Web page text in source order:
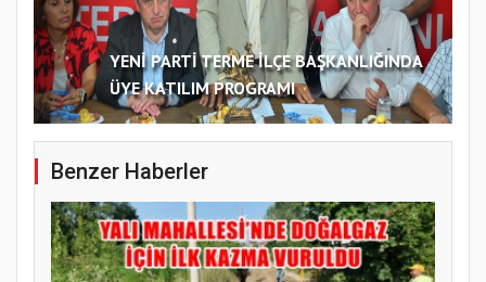
YENİ PARTİ TERME İLÇE BAŞKANLIĞINDA
ÜYE KATILIM PROGRAMI
Benzer Haberler